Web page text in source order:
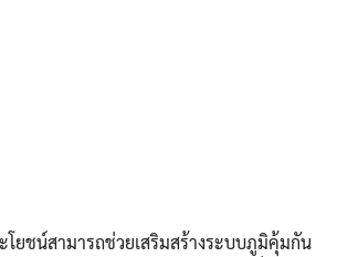
ยชน์สามารถช่วยเสริมสร้างระบบภูมิคุ้มกัน